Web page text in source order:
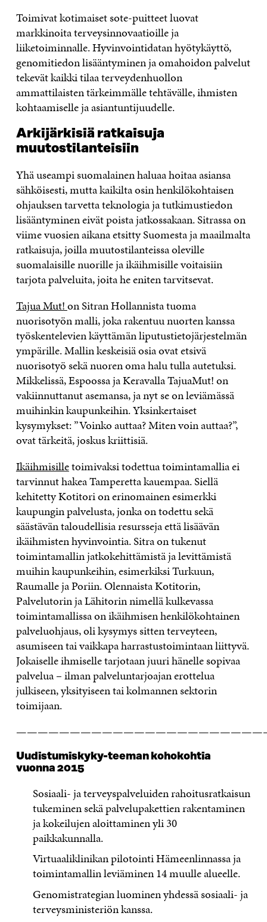
Toimivat kotimaiset sote-puitteet luovat
markkinoita terveysinnovaatioille ja
liiketoiminnalle. Hyvinvointidatan hyötykäyttö,
genomitiedon lisääntyminen ja omahoidon palvelut
tekevät kaikki tilaa terveydenhuollon
ammattilaisten tärkeimmälle tehtävälle, ihmisten
kohtaamiselle ja asiantuntijuudelle.
Arkijärkisiä ratkaisuja
muutostilanteisiin
Yhä useampi suomalainen haluaa hoitaa asiansa
sähköisesti, mutta kaikilta osin henkilökohtaisen
ohjauksen tarvetta teknologia ja tutkimustiedon
lisääntyminen eivät poista jatkossakaan. Sitrassa on
viime vuosien aikana etsitty Suomesta ja maailmalta
ratkaisuja, joilla muutostilanteissa oleville
suomalaisille nuorille ja ikäihmisille voitaisiin
tarjota palveluita, joita he eniten tarvitsevat.
Tajua Mut!on Sitran Hollannista tuoma
nuorisotyön malli, joka rakentuu nuorten kanssa
työskentelevien käyttämän liputustietojärjestelmän
ympärille. Mallin keskeisiä osia ovat etsivä
nuorisotyö sekä nuoren oma halu tulla autetuksi.
Mikkelissä, Espoossa ja Keravalla TajuaMut! on
vakiinnuttanut asemansa, ja nyt se on leviämässä
muihinkin kaupunkeihin. Yksinkertaiset
kysymykset: ”Voinko auttaa? Miten voin auttaa?”,
ovat tärkeitä, joskus kriittisiä.
Ikäihmisilletoimivaksi todettua toimintamallia ei
tarvinnut hakea Tamperetta kauempaa. Siellä
kehitetty Kotitori on erinomainen esimerkki
kaupungin palvelusta, jonka on todettu sekä
säästävän taloudellisia resursseja että lisäävän
ikäihmisten hyvinvointia. Sitra on tukenut
toimintamallin jatkokehittämistä ja levittämistä
muihin kaupunkeihin, esimerkiksi Turkuun,
Raumalle ja Poriin. Olennaista Kotitorin,
Palvelutorin ja Lähitorin nimellä kulkevassa
toimintamallissa on ikäihmisen henkilökohtainen
palveluohjaus, oli kysymys sitten terveyteen,
asumiseen tai vaikkapa harrastustoimintaan liittyvä.
Jokaiselle ihmiselle tarjotaan juuri hänelle sopivaa
palvelua – ilman palveluntarjoajan erottelua
julkiseen, yksityiseen tai kolmannen sektorin
toimijaan.
Uudistumiskyky-teeman kohokohtia
vuonna 2015
Sosiaali- ja terveyspalveluiden rahoitusratkaisun
tukeminen sekä palvelupakettien rakentaminen
ja kokeilujen aloittaminen yli 30
paikkakunnalla.
Virtuaaliklinikan pilotointi Hämeenlinnassa ja
toimintamallin leviäminen 14 muulle alueelle.
Genomistrategian luominen yhdessä sosiaali- ja
terveysministeriön kanssa.